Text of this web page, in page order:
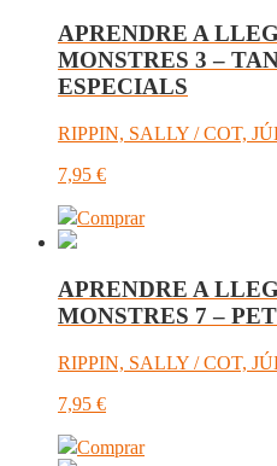
APRENDRE A
MONSTRES 3 –
ESPECIALS
RIPPIN, SALLY / COT,
7,95 €
Comprar
APRENDRE A
MONSTRES 7 –
RIPPIN, SALLY / COT,
7,95 €
Comprar